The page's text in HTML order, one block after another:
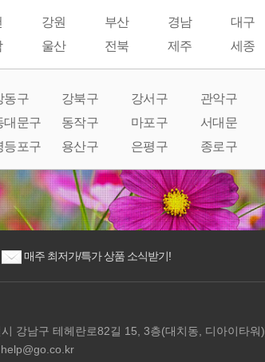
강원 부산 경남 대구
울산 전북 제주 세종
동구 강북구 강서구 관악구
대문구 동작구 마포구 서대문
등포구 용산구 은평구 종로구
매주 최저가/특가 상품 소식받기!
강남구 테헤란로82길 15, 3층(대치동, 디아이타워)